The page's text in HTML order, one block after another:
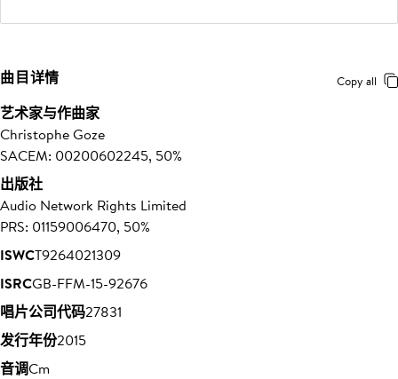
曲目详情 Copy all
艺术家与作曲家
Christophe Goze
SACEM: 00200602245, 50%
出版社
Audio Network Rights Limited
PRS: 01159006470, 50%
ISWCT9264021309
ISRCGB-FFM-15-92676
唱片公司代码27831
发行年份2015
音调Cm